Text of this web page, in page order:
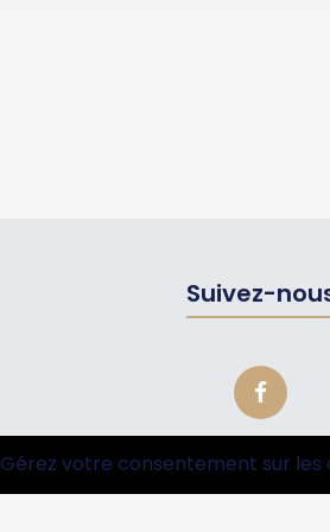
Suivez-
Gérez votre consentement sur les